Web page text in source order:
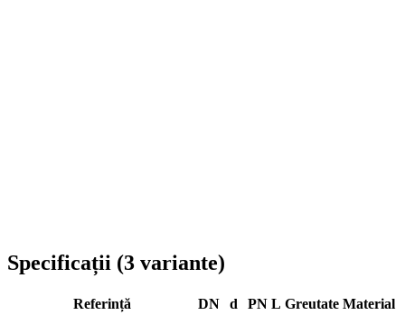
Specificații (3 variante)
Referință DN d PN L Greutate Material